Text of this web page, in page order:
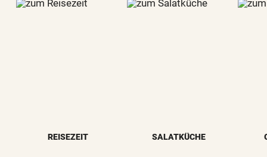
REISEZEIT SALATKÜCHE